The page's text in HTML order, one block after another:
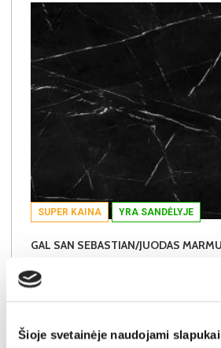
Šioje svetainėje naudojami slapukai
SUPER KAINA YRA SANDĖLYJE
0.6€